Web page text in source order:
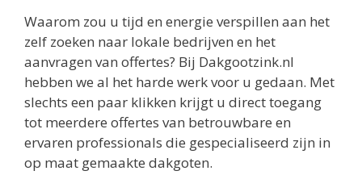
Waarom zou u tijd en energie verspillen aan het
zelf zoeken naar lokale bedrijven en het
aanvragen van offertes? Bij Dakgootzink.nl
hebben we al het harde werk voor u gedaan. Met
slechts een paar klikken krijgt u direct toegang
tot meerdere offertes van betrouwbare en
ervaren professionals die gespecialiseerd zijn in
op maat gemaakte dakgoten.